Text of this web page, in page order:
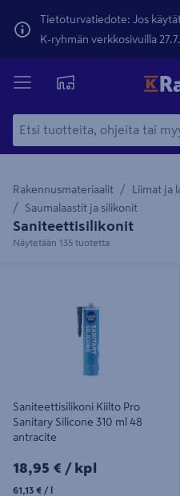
Tietoturvatiedote: Jos
K-ryhmän verkkosivuilla
Rakennusmateriaalit
Liimat ja
Saumalaastit ja silikonit
Saniteettisilikonit
Näytetään 135 tuotetta
Saniteettisilikoni Kiilto Pro
Sanitary Silicone 310 ml 48
antracite
18,95€/kpl
18,95 € / kpl
61,13 € / l